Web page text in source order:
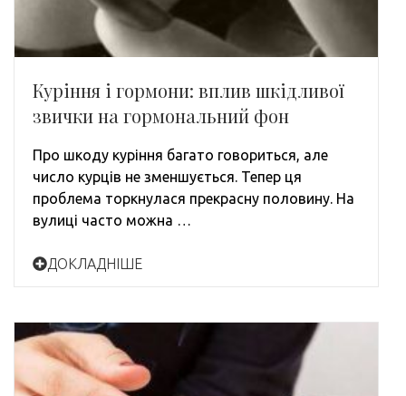
Куріння і гормони: вплив шкідливої ​​
звички на гормональний фон
Про шкоду куріння багато говориться, але
число курців не зменшується. Тепер ця
проблема торкнулася прекрасну половину. На
вулиці часто можна …
ДОКЛАДНІШЕ